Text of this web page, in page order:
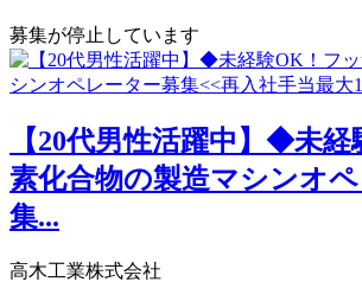
募集が停止しています
【20代男性活躍中】◆未
素化合物の製造マシンオ
集...
高木工業株式会社